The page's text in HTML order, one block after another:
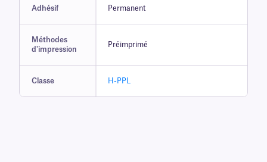
Adhésif Permanent
Méthodes
d'impression
Préimprimé
Classe H-PPL